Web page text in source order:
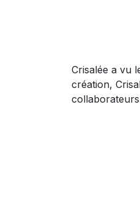
Crisalée a vu
création,